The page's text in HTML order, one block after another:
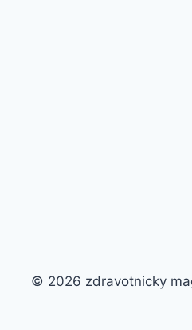
© 2026 zdravotnicky